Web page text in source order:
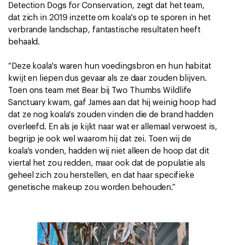
Detection Dogs for Conservation, zegt dat het team,
dat zich in 2019 inzette om koala's op te sporen in het
verbrande landschap, fantastische resultaten heeft
behaald.
“Deze koala's waren hun voedingsbron en hun habitat
kwijt en liepen dus gevaar als ze daar zouden blijven.
Toen ons team met Bear bij Two Thumbs Wildlife
Sanctuary kwam, gaf James aan dat hij weinig hoop had
dat ze nog koala's zouden vinden die de brand hadden
overleefd. En als je kijkt naar wat er allemaal verwoest is,
begrijp je ook wel waarom hij dat zei. Toen wij de
koala's vonden, hadden wij niet alleen de hoop dat dit
viertal het zou redden, maar ook dat de populatie als
geheel zich zou herstellen, en dat haar specifieke
genetische makeup zou worden behouden.”